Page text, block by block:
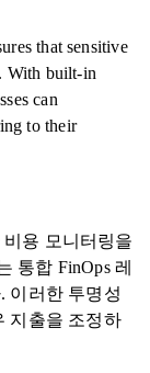
that sensitive
With built-in
can
to their
비용 모니터링을
통합 FinOps 레
이러한 투명성
지출을 조정하